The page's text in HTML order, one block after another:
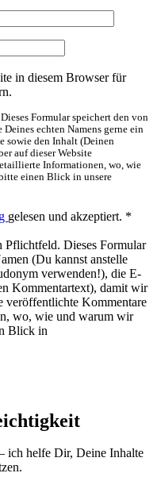
in diesem Browser für
Formular speichert den von
echten Namens gerne ein
sowie den Inhalt (Deinen
auf dieser Website
Informationen, wo, wie
einen Blick in unsere
gelesen und akzeptiert. *
Dieses Formular
(Du kannst anstelle
verwenden!), die E-
Kommentartext), damit wir
veröffentlichte Kommentare
wo, wie und warum wir
Blick in
ich helfe Dir, Deine Inhalte